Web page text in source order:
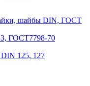
шайбы DIN, ГОСТ
ГОСТ7798-70
125, 127